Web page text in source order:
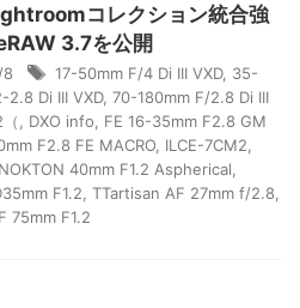
コレクション統合強
3.7を公開
8 17-50mm F/4 Di III VXD, 35-
2.8 Di III VXD, 70-180mm F/2.8 Di III
DXO info
FE 16-35mm F2.8 GM
F2.8 FE MACRO ILCE-7CM2
NOKTON 40mm F1.2 Aspherical
F1.2 TTartisan AF 27mm f/2.8
75mm F1.2